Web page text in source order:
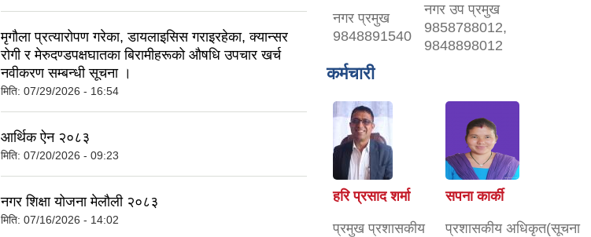
मृगौला प्रत्यारोपण गरेका, डायलाइसिस गराइरहेका, क्यान्सर
रोगी र मेरुदण्डपक्षघातका बिरामीहरूको औषधि उपचार खर्च
नवीकरण सम्बन्धी सूचना ।
मिति: 07/29/2026 - 16:54
आर्थिक ऐन २०८३
मिति: 07/20/2026 - 09:23
नगर शिक्षा योजना मेलौली २०८३
मिति: 07/16/2026 - 14:02
नगर प्रमुख
9848891540
नगर उप प्रमुख
9858788012,
9848898012
कर्मचारी
हरि प्रसाद शर्मा
प्रमुख प्रशासकीय
सपना कार्की
प्रशासकीय अधिकृत(सूचना